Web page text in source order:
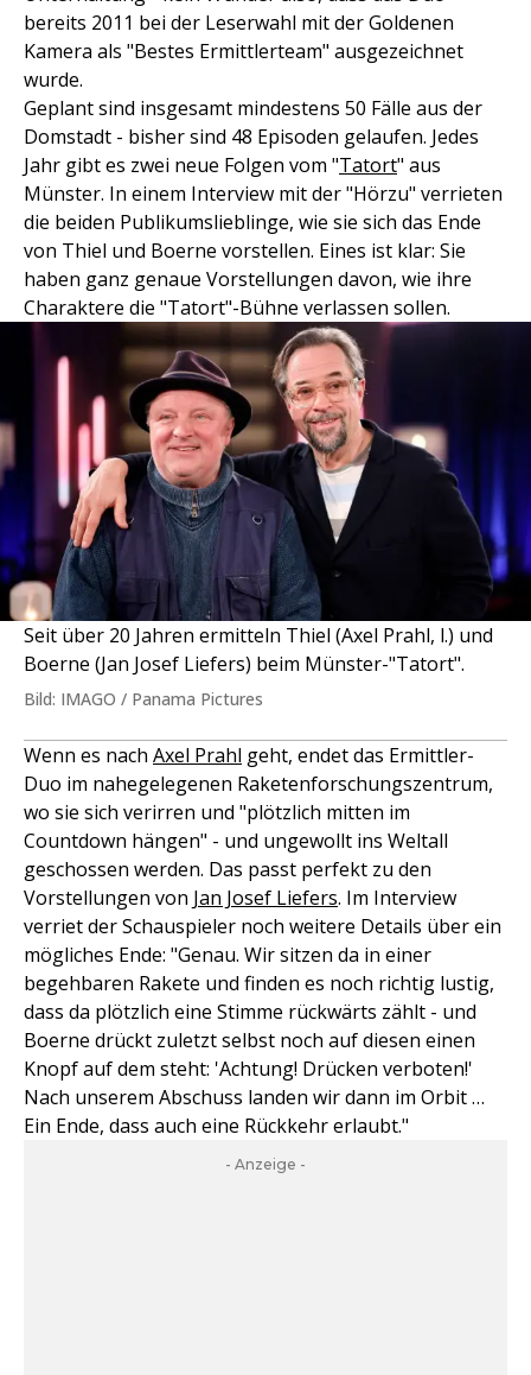
bereits 2011 bei der Leserwahl mit der Goldenen
Kamera als "Bestes Ermittlerteam" ausgezeichnet
wurde.
Geplant sind insgesamt mindestens 50 Fälle aus der
Domstadt - bisher sind 48 Episoden gelaufen. Jedes
Jahr gibt es zwei neue Folgen vom "Tatort" aus
Münster. In einem Interview mit der "Hörzu" verrieten
die beiden Publikumslieblinge, wie sie sich das Ende
von Thiel und Boerne vorstellen. Eines ist klar: Sie
haben ganz genaue Vorstellungen davon, wie ihre
Charaktere die "Tatort"-Bühne verlassen sollen.
Seit über 20 Jahren ermitteln Thiel (Axel Prahl, l.) und
Boerne (Jan Josef Liefers) beim Münster-"Tatort".
Bild: IMAGO / Panama Pictures
Wenn es nach Axel Prahl geht, endet das Ermittler-
Duo im nahegelegenen Raketenforschungszentrum,
wo sie sich verirren und "plötzlich mitten im
Countdown hängen" - und ungewollt ins Weltall
geschossen werden. Das passt perfekt zu den
Vorstellungen von Jan Josef Liefers. Im Interview
verriet der Schauspieler noch weitere Details über ein
mögliches Ende: "Genau. Wir sitzen da in einer
begehbaren Rakete und finden es noch richtig lustig,
dass da plötzlich eine Stimme rückwärts zählt - und
Boerne drückt zuletzt selbst noch auf diesen einen
Knopf auf dem steht: 'Achtung! Drücken verboten!'
Nach unserem Abschuss landen wir dann im Orbit …
Ein Ende, dass auch eine Rückkehr erlaubt."
- Anzeige -